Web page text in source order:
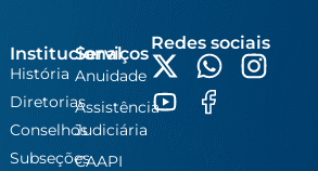
Institucional
História
Diretorias
Conselhos
Subseções
Serviços
Anuidade
Assistência
Judiciária
CAAPI
Redes sociais